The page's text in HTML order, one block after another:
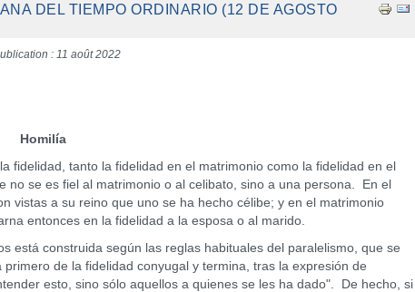
DEL TIEMPO ORDINARIO (12 DE AGOSTO
: 11 août 2022
Homilía
tanto la fidelidad en el matrimonio como la fidelidad en el
se es fiel al matrimonio o al celibato, sino a una persona. En el
vistas a su reino que uno se ha hecho célibe; y en el matrimonio
entonces en la fidelidad a la esposa o al marido.
construida según las reglas habituales del paralelismo, que se
de la fidelidad conyugal y termina, tras la expresión de
esto, sino sólo aquellos a quienes se les ha dado". De hecho, si